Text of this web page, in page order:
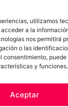
utilizamos
a la
nos permitirá
o las
consentimiento,
y funciones.
Aceptar
de cookies